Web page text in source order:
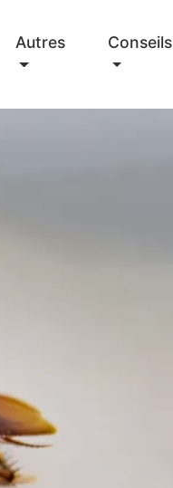
Autres Conseils